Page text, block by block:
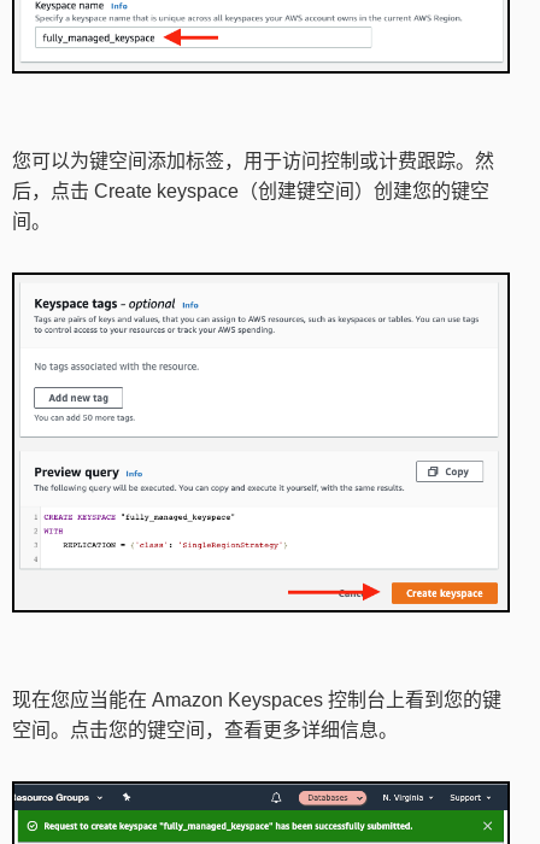
您可以为键空间添加标签，用于访问控制或计费跟踪。然
后，点击 Create keyspace（创建键空间）创建您的键空
间。
现在您应当能在 Amazon Keyspaces 控制台上看到您的键
空间。点击您的键空间，查看更多详细信息。